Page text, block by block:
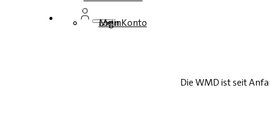
Login
Mein Konto
Die WMD ist seit